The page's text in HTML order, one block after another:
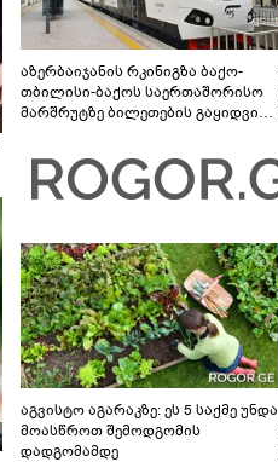
აზერბაიჯანის რკინიგზა ბაქო-
თბილისი-ბაქოს საერთაშორისო
მარშრუტზე ბილეთების გაყიდვის
აგვისტო აგარაკზე: ეს 5 საქმე უნდა
მოასწროთ შემოდგომის
დადგომამდე